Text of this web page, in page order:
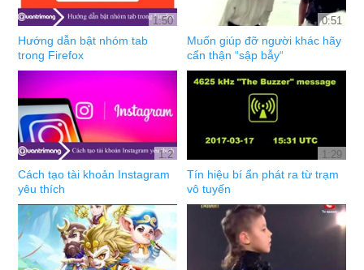
1:50
Hướng dẫn bật nhóm tab
trong Firefox
0:51
Muốn giúp đỡ người khác hãy
cẩn thận “sập bẫy“
1:2
Cách tạo tài khoản Instagram
yêu thích
1:29
Tín hiệu bí ẩn phát ra từ trạm
vô tuyến